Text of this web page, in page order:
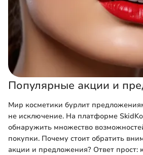
Популярные акции и
Мир косметики бурлит
не исключение. На платформе
обнаружить множество
покупки. Почему стоит обратить
акции и предложения? Ответ прост: